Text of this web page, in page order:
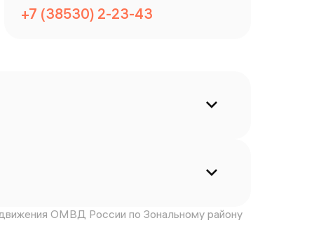
+7 (38530) 2-23-43
ОМВД России по Зональному району